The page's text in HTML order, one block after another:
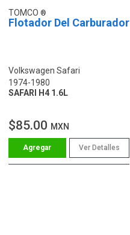
TOMCO
Flotador Del Carburador
Volkswagen Safari
1974-1980
SAFARI H4 1.6L
$85.00 MXN
Ver Detalles